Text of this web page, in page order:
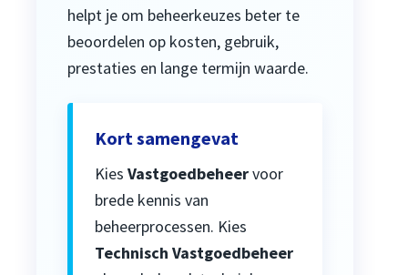
helpt je om beheerkeuzes beter te
beoordelen op kosten, gebruik,
prestaties en lange termijn waarde.
Kort samengevat
Kies Vastgoedbeheervoor
brede kennis van
beheerprocessen. Kies
Technisch Vastgoedbeheer